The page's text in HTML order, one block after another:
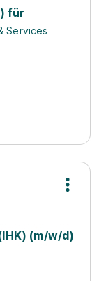
für
Services
(m/w/d)